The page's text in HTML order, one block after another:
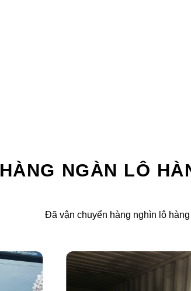
HÀNG NGÀN LÔ
Đã vận chuyển hàng nghìn lô